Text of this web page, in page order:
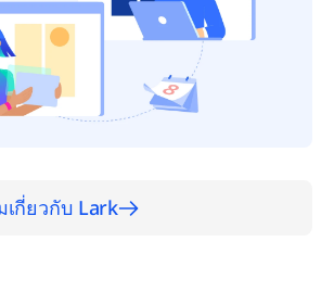
เกี่ยวกับ Lark